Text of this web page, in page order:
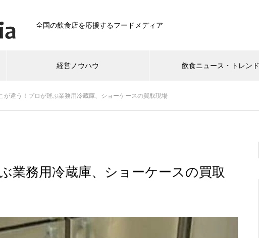
全国の飲食店を応援するフードメディア
経営ノウハウ 飲食ニュース・トレンド
が違う！プロが運ぶ業務用冷蔵庫、ショーケースの買取現場
業務用冷蔵庫、ショーケースの買取